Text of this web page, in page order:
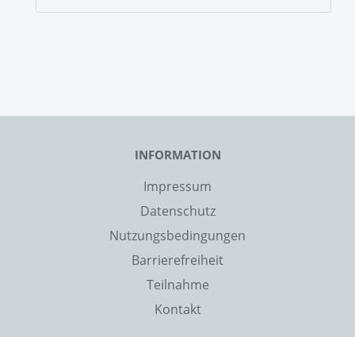
INFORMATION
Impressum
Datenschutz
Nutzungsbedingungen
Barrierefreiheit
Teilnahme
Kontakt